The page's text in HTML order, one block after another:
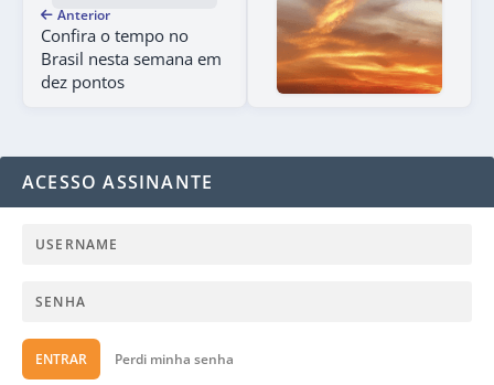
Anterior
Confira o tempo no
Brasil nesta semana em
dez pontos
ACESSO ASSINANTE
ENTRAR Perdi minha senha